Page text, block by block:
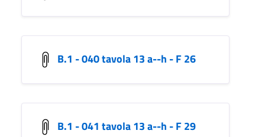
B.1 - 040 tavola 13 a--h - F 26
B.1 - 041 tavola 13 a--h - F 29